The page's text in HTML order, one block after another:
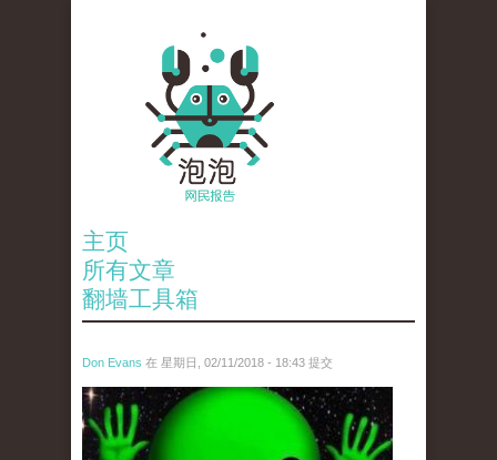
主页
所有文章
翻墙工具箱
Don Evans 在 星期日, 02/11/2018 - 18:43 提交
wechatimg1429.jpeg